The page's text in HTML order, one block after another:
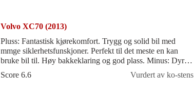
Volvo XC70 (2013)
Pluss: Fantastisk kjørekomfort. Trygg og solid bil med
mmge siklerhetsfunskjoner. Perfekt til det meste en kan
bruke bil til. Høy bakkeklaring og god plass. Minus: Dyre
slitedeler som har kostet sk
Score 6.6 Vurdert av ko-stens